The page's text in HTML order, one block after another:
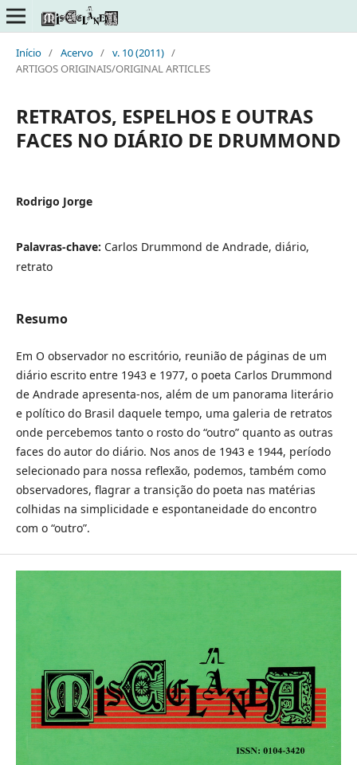
Início / Acervo / v. 10 (2011) /
ARTIGOS ORIGINAIS/ORIGINAL ARTICLES
RETRATOS, ESPELHOS E OUTRAS
FACES NO DIÁRIO DE DRUMMOND
Rodrigo Jorge
Palavras-chave: Carlos Drummond de Andrade, diário,
retrato
Resumo
Em O observador no escritório, reunião de páginas de um
diário escrito entre 1943 e 1977, o poeta Carlos Drummond
de Andrade apresenta-nos, além de um panorama literário
e político do Brasil daquele tempo, uma galeria de retratos
onde percebemos tanto o rosto do “outro” quanto as outras
faces do autor do diário. Nos anos de 1943 e 1944, período
selecionado para nossa reflexão, podemos, também como
observadores, flagrar a transição do poeta nas matérias
colhidas na simplicidade e espontaneidade do encontro
com o “outro”.